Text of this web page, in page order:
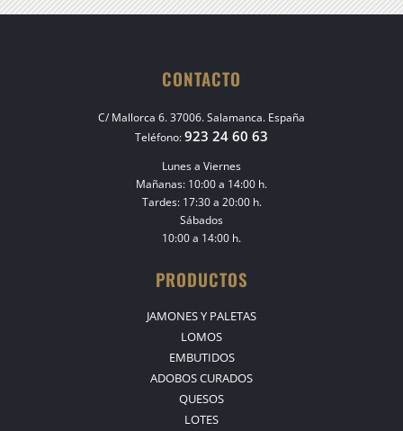
CONTACTO
C/ Mallorca 6. 37006. Salamanca. España
Teléfono:923 24 60 63
Lunes a Viernes
Mañanas: 10:00 a 14:00 h.
Tardes: 17:30 a 20:00 h.
Sábados
10:00 a 14:00 h.
PRODUCTOS
JAMONES Y PALETAS
LOMOS
EMBUTIDOS
ADOBOS CURADOS
QUESOS
LOTES